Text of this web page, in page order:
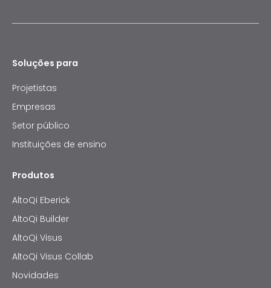
Soluções para
Projetistas
Empresas
Setor público
Instituições de ensino
Produtos
AltoQi Eberick
AltoQi Builder
AltoQi Visus
AltoQi Visus Collab
Novidades